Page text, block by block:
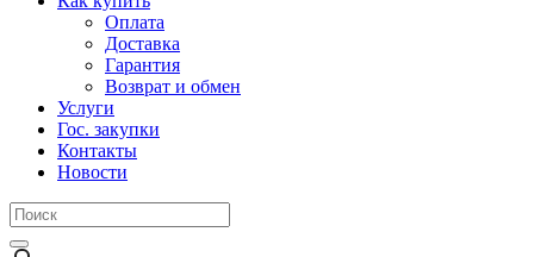
Оплата
Доставка
Гарантия
Возврат и обмен
Услуги
Гос. закупки
Контакты
Новости